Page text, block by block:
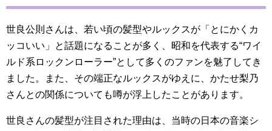
世良公則さんは、若い頃の髪型やルックスが「とにかくカ
ッコいい」と話題になることが多く、昭和を代表する“ワイ
ルド系ロックンローラー”として多くのファンを魅了してき
ました。また、その端正なルックスがゆえに、かたせ梨乃
さんとの関係についても噂が浮上したことがあります。
世良さんの髪型が注目された理由は、当時の日本の音楽シ